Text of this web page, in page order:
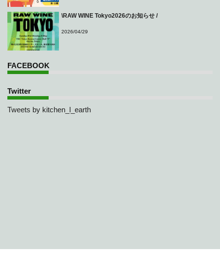
\RAW WINE Tokyo2026のお知らせ /
2026/04/29
FACEBOOK
Twitter
Tweets by kitchen_l_earth